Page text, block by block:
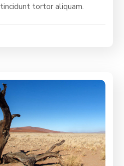
tortor aliquam.